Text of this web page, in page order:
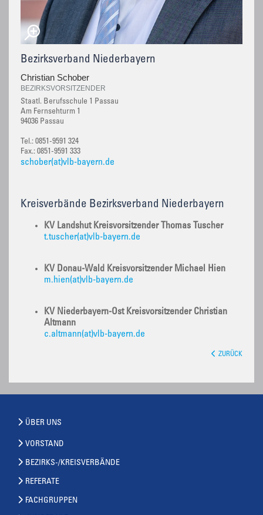
Bezirksverband Niederbayern
Christian Schober
BEZIRKSVORSITZENDER
Staatl. Berufsschule 1 Passau
Am Fernsehturm 1
94036 Passau
Tel.: 0851-9591 324
Fax.: 0851-9591 333
schober(at)vlb-bayern.de
Kreisverbände Bezirksverband Niederbayern
KV Landshut Kreisvorsitzender Thomas Tuscher
t.tuscher(at)vlb-bayern.de
KV Donau-Wald Kreisvorsitzender Michael Hien
m.hien(at)vlb-bayern.de
KV Niederbayern-Ost Kreisvorsitzender Christian
Altmann
c.altmann(at)vlb-bayern.de
ZURÜCK
ÜBER UNS
VORSTAND
BEZIRKS-/KREISVERBÄNDE
REFERATE
FACHGRUPPEN